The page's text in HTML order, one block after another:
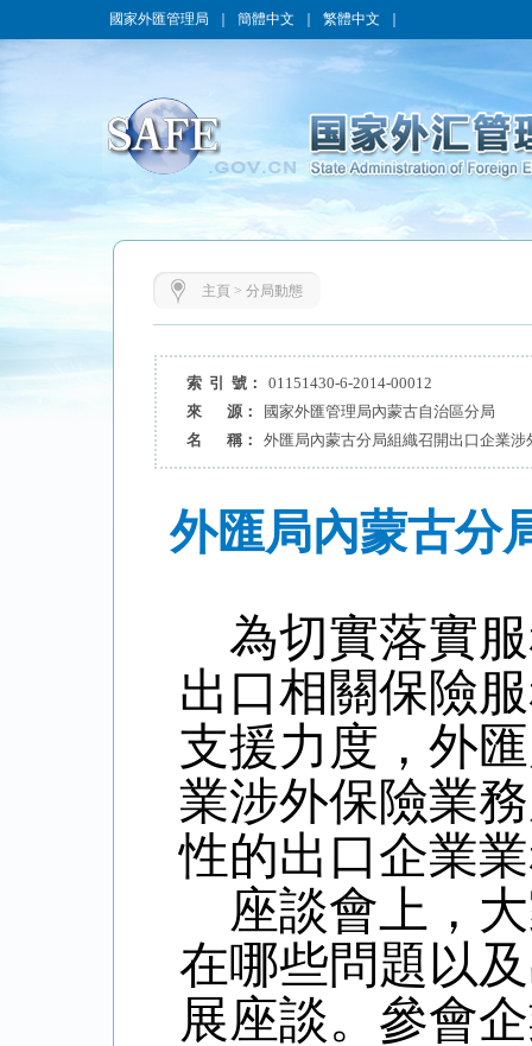
國家外匯管理局 簡體中文 繁體中文
主頁 > 分局動態
索 引 號：
01151430-6-2014-00012
來 源：
國家外匯管理局內蒙古自治區分局
名 稱：
外匯局內蒙古分局組織召開出口企業涉
外匯局內蒙古分
為切實落實
出口相關保險
支援力度，外
業涉外保險業
性的出口企業
座談會上，
在哪些問題以
展座談。參會